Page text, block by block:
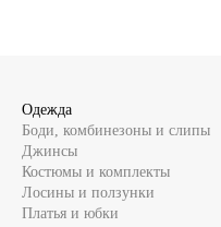
Одежда
Боди, комбинезоны и слипы
Джинсы
Костюмы и комплекты
Лосины и ползунки
Платья и юбки